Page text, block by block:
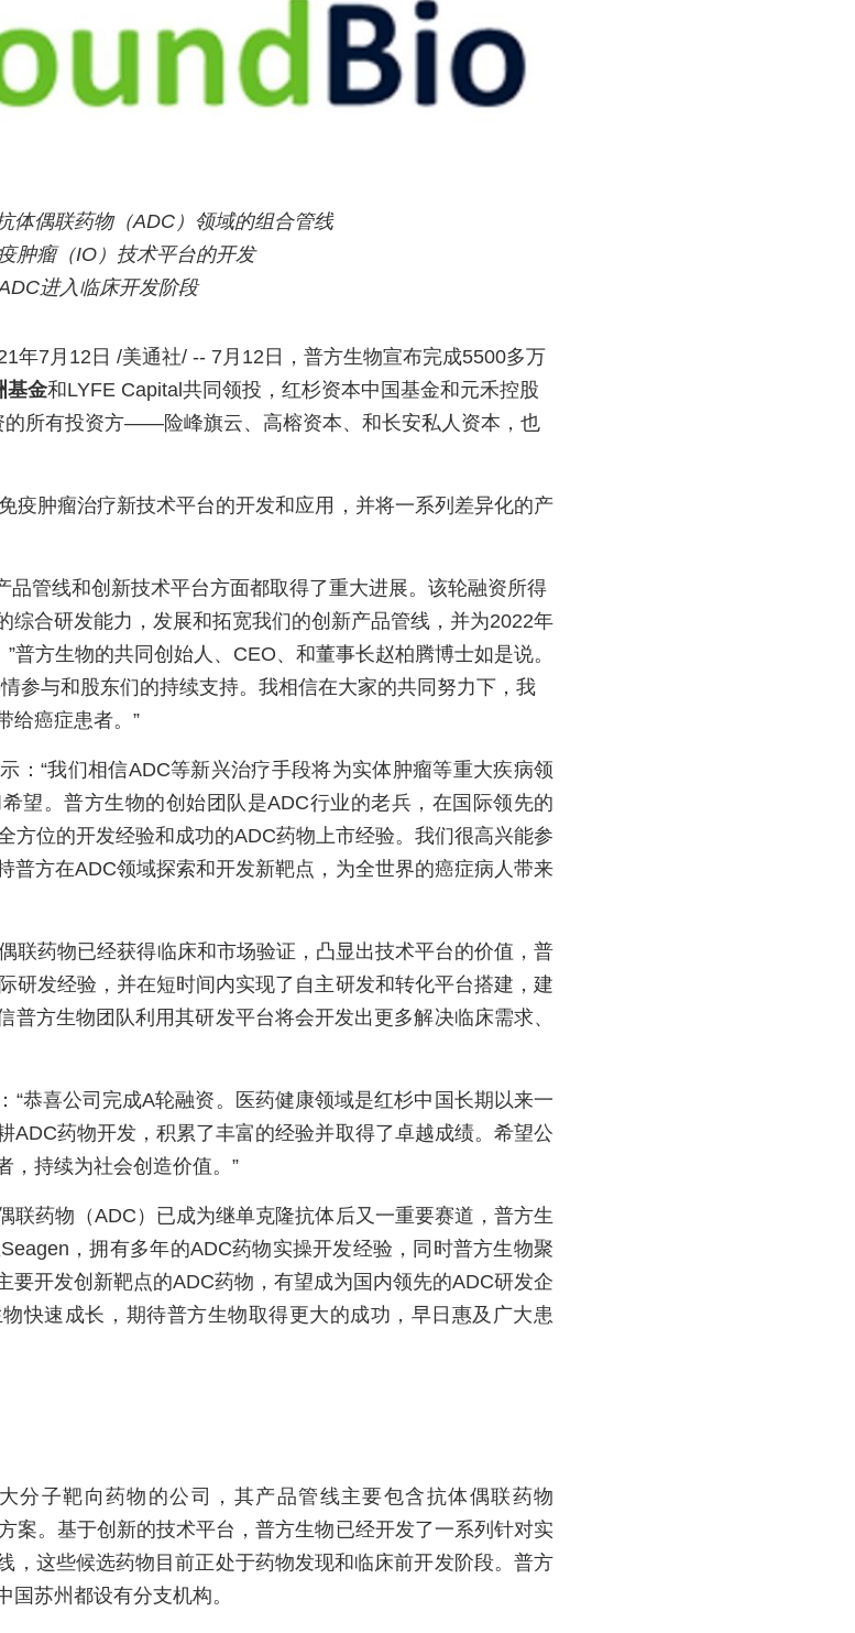
体偶联药物（ADC）领域的组合管线
肿瘤（IO）技术平台的开发
进入临床开发阶段
年7月12日 /美通社/ -- 7月12日，普方生物宣布完成5500多万
基金和LYFE Capital共同领投，红杉资本中国基金和元禾控股
的所有投资方——险峰旗云、高榕资本、和长安私人资本，也
疫肿瘤治疗新技术平台的开发和应用，并将一系列差异化的产
品管线和创新技术平台方面都取得了重大进展。该轮融资所得
综合研发能力，发展和拓宽我们的创新产品管线，并为2022年
普方生物的共同创始人、CEO、和董事长赵柏腾博士如是说。
参与和股东们的持续支持。我相信在大家的共同努力下，我
给癌症患者。”
：“我们相信ADC等新兴治疗手段将为实体肿瘤等重大疾病领
望。普方生物的创始团队是ADC行业的老兵，在国际领先的
方位的开发经验和成功的ADC药物上市经验。我们很高兴能参
普方在ADC领域探索和开发新靶点，为全世界的癌症病人带来
联药物已经获得临床和市场验证，凸显出技术平台的价值，普
研发经验，并在短时间内实现了自主研发和转化平台搭建，建
普方生物团队利用其研发平台将会开发出更多解决临床需求、
“恭喜公司完成A轮融资。医药健康领域是红杉中国长期以来一
ADC药物开发，积累了丰富的经验并取得了卓越成绩。希望公
，持续为社会创造价值。”
联药物（ADC）已成为继单克隆抗体后又一重要赛道，普方生
，拥有多年的ADC药物实操开发经验，同时普方生物聚
要开发创新靶点的ADC药物，有望成为国内领先的ADC研发企
快速成长，期待普方生物取得更大的成功，早日惠及广大患
分子靶向药物的公司，其产品管线主要包含抗体偶联药物
案。基于创新的技术平台，普方生物已经开发了一系列针对实
，这些候选药物目前正处于药物发现和临床前开发阶段。普方
苏州都设有分支机构。